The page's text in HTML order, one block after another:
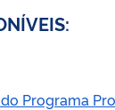
Programa